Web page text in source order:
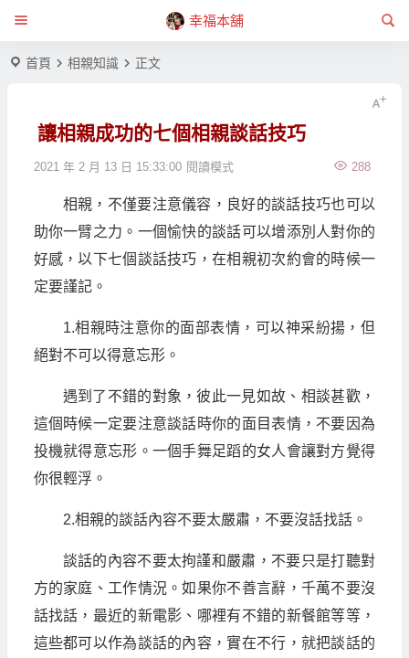
幸福本舖
首頁 相親知識 正文
讓相親成功的七個相親談話技巧
2021 年 2 月 13 日 15:33:00 288
閱讀模式
相親，不僅要注意儀容，良好的談話技巧也可以
助你一臂之力。一個愉快的談話可以增添別人對你的
好感，以下七個談話技巧，在相親初次約會的時候一
定要謹記。
1.相親時注意你的面部表情，可以神采紛揚，但
絕對不可以得意忘形。
遇到了不錯的對象，彼此一見如故、相談甚歡，
這個時候一定要注意談話時你的面目表情，不要因為
投機就得意忘形。一個手舞足蹈的女人會讓對方覺得
你很輕浮。
2.相親的談話內容不要太嚴肅，不要沒話找話。
談話的內容不要太拘謹和嚴肅，不要只是打聽對
方的家庭、工作情況。如果你不善言辭，千萬不要沒
話找話，最近的新電影、哪裡有不錯的新餐館等等，
這些都可以作為談話的內容，實在不行，就把談話的